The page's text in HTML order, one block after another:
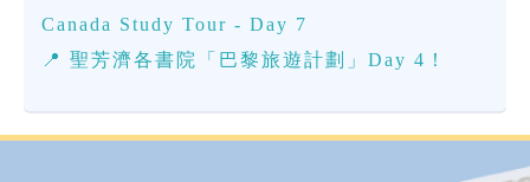
Canada Study Tour - Day 7
📍 聖芳濟各書院「巴黎旅遊計劃」Day 4！